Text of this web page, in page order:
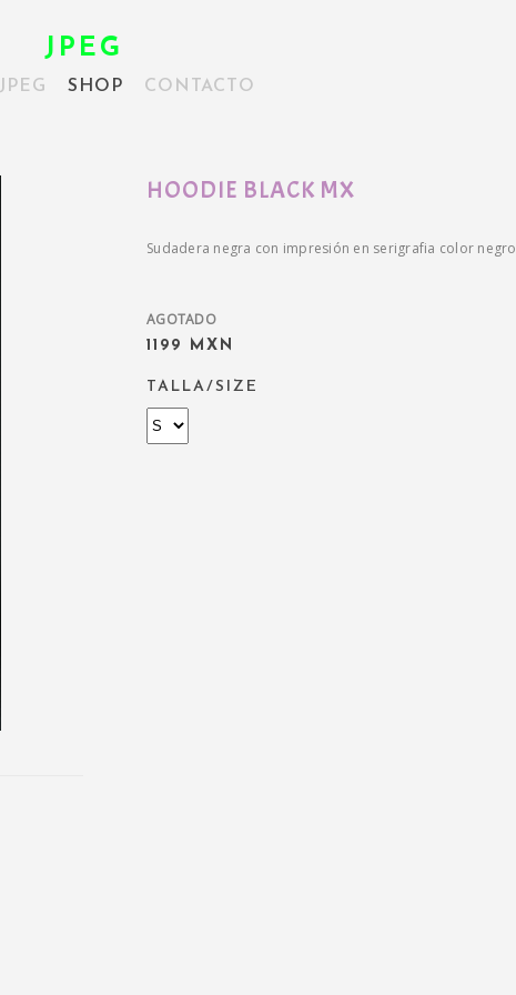
JPEG
JPEG SHOP CONTACTO
HOODIE BLACK MX
Sudadera negra con impresión en serigrafia color negro
AGOTADO
1199 MXN
TALLA/SIZE